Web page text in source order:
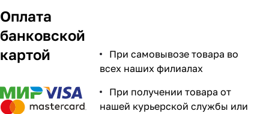
Оплата
банковской
картой
При самовывозе товара во
всех наших филиалах
При получении товара от
нашей курьерской службы или